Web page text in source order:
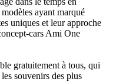
ayant marqué
uniques et leur approche
cars Ami One
gratuitement à tous, qui
souvenirs des plus